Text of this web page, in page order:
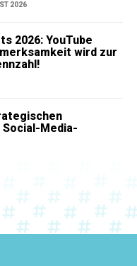
2026
2026: YouTube
wird zur
Social-Media-